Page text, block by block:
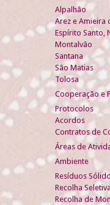
Alpalhão
Arez e Amieira
Espírito Santo,
Montalvão
Santana
São Matias
Tolosa
Cooperação e
Protocolos
Acordos
Contratos de
Áreas de
Ambiente
Resíduos
Recolha Seletiva
Recolha de